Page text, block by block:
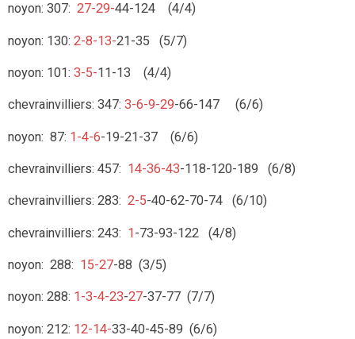
noyon: 307: 27-29-44-124 (4/4)
noyon: 130: 2-8-13-21-35 (5/7)
noyon: 101: 3-5-11-13 (4/4)
chevrainvilliers: 347: 3-6-9-29-66-147 (6/6)
noyon: 87: 1-4-6-19-21-37 (6/6)
chevrainvilliers: 457: 14-36-43-118-120-189 (6/8)
chevrainvilliers: 283: 2-5-40-62-70-74 (6/10)
chevrainvilliers: 243: 1-73-93-122 (4/8)
noyon: 288: 15-27-88 (3/5)
noyon: 288: 1-3-4-23-27-37-77 (7/7)
noyon: 212: 12-14-33-40-45-89 (6/6)